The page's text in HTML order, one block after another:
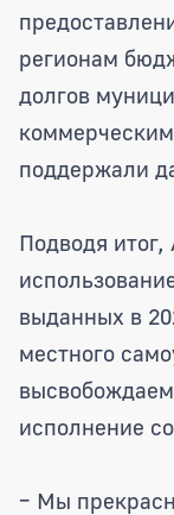
регионам
долгов
поддержали
Подводя
выданных в
местного
исполнение
– Мы